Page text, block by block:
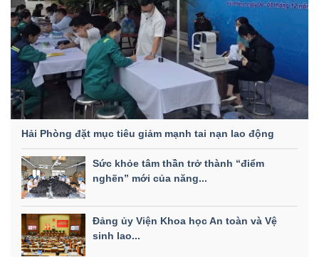
Hải Phòng đặt mục tiêu giảm mạnh tai nạn lao động
Sức khỏe tâm thần trở thành “điểm
nghẽn” mới của năng...
Đảng ủy Viện Khoa học An toàn và Vệ
sinh lao...